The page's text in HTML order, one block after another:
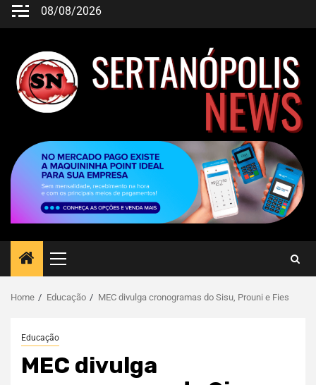
08/08/2026
Home Educação MEC divulga cronogramas do Sisu, Prouni e Fies
Educação
MEC divulga